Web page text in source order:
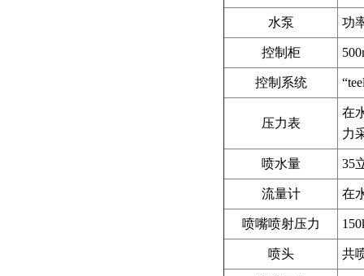
水泵 功
控制柜
控制系统
压力表
在
力
喷水量 35
流量计 在
喷嘴喷射压力
喷头 共